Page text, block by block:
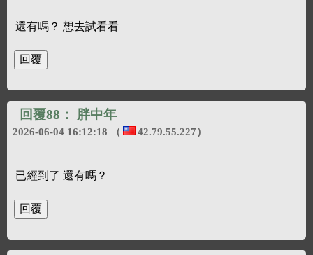
還有嗎？ 想去試看看
回覆88： 胖中年
2026-06-04 16:12:18 （ 42.79.55.227）
已經到了 還有嗎？